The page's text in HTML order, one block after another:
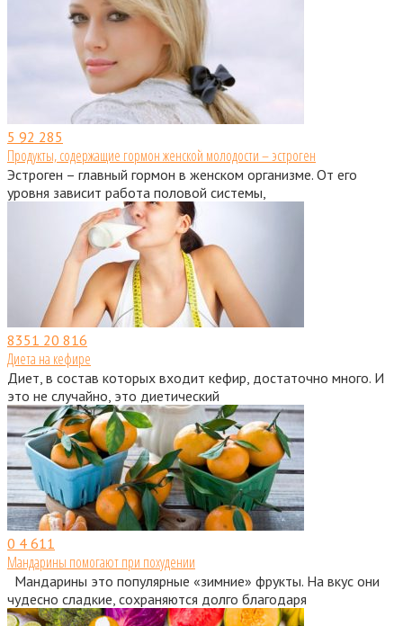
5 92 285
Продукты, содержащие гормон женской молодости – эстроген
Эстроген – главный гормон в женском организме. От его
уровня зависит работа половой системы,
8351 20 816
Диета на кефире
Диет, в состав которых входит кефир, достаточно много. И
это не случайно, это диетический
0 4 611
Мандарины помогают при похудении
Мандарины это популярные «зимние» фрукты. На вкус они
чудесно сладкие, сохраняются долго благодаря